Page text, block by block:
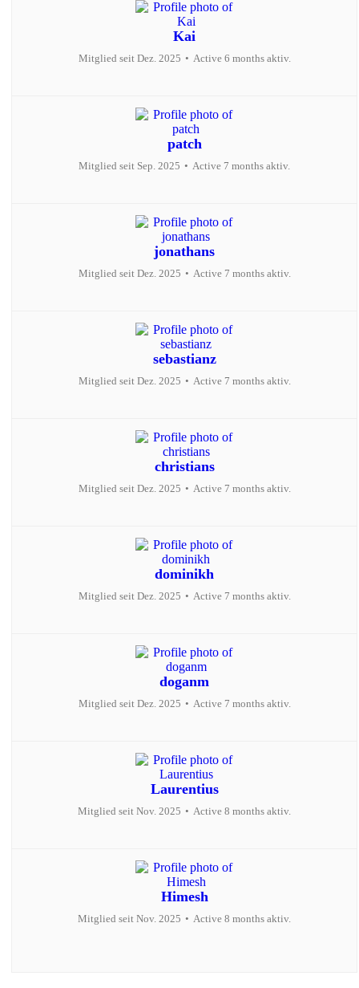
Kai
Mitglied seit Dez. 2025 • Active 6 months aktiv.
patch
Mitglied seit Sep. 2025 • Active 7 months aktiv.
jonathans
Mitglied seit Dez. 2025 • Active 7 months aktiv.
sebastianz
Mitglied seit Dez. 2025 • Active 7 months aktiv.
christians
Mitglied seit Dez. 2025 • Active 7 months aktiv.
dominikh
Mitglied seit Dez. 2025 • Active 7 months aktiv.
doganm
Mitglied seit Dez. 2025 • Active 7 months aktiv.
Laurentius
Mitglied seit Nov. 2025 • Active 8 months aktiv.
Himesh
Mitglied seit Nov. 2025 • Active 8 months aktiv.